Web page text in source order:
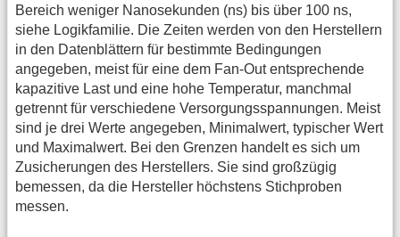
Bereich weniger Nanosekunden (ns) bis über 100 ns,
siehe Logikfamilie. Die Zeiten werden von den Herstellern
in den Datenblättern für bestimmte Bedingungen
angegeben, meist für eine dem Fan-Out entsprechende
kapazitive Last und eine hohe Temperatur, manchmal
getrennt für verschiedene Versorgungsspannungen. Meist
sind je drei Werte angegeben, Minimalwert, typischer Wert
und Maximalwert. Bei den Grenzen handelt es sich um
Zusicherungen des Herstellers. Sie sind großzügig
bemessen, da die Hersteller höchstens Stichproben
messen.